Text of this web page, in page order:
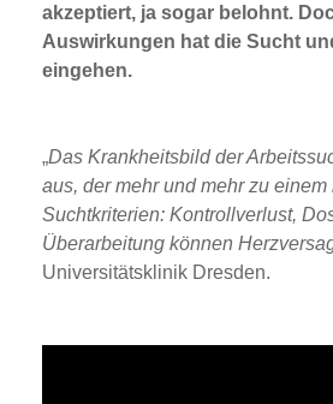
akzeptiert, ja sogar belohnt.
Auswirkungen hat die Sucht
eingehen.
„Das Krankheitsbild der
aus, der mehr und mehr zu
Suchtkriterien: Kontrollverlust,
Überarbeitung können
Universitätsklinik Dresden.